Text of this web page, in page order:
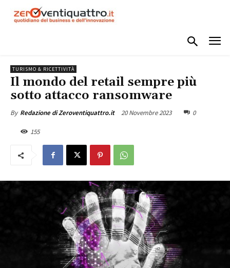
TURISMO & RICETTIVITÀ
Il mondo del retail sempre più
sotto attacco ransomware
By Redazione di Zeroventiquattro.it 20 Novembre 2023 0
155